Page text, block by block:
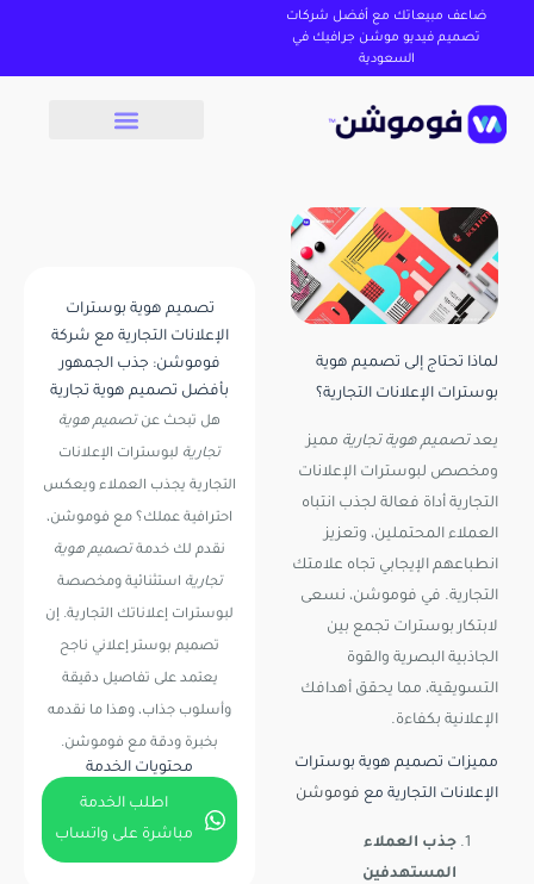
ضاعف مبيعاتك مع أفضل شركات
تصميم فيديو موشن جرافيك في
السعودية
لماذا تحتاج إلى تصميم هوية
بوسترات الإعلانات التجارية؟
يعدتصميم هوية تجارية مميز
ومخصص لبوسترات الإعلانات
التجارية أداة فعالة لجذب انتباه
العملاء المحتملين، وتعزيز
انطباعهم الإيجابي تجاه علامتك
التجارية. في فوموشن، نسعى
لابتكار بوسترات تجمع بين
الجاذبية البصرية والقوة
التسويقية، مما يحقق أهدافك
الإعلانية بكفاءة.
مميزات تصميم هوية بوسترات
الإعلانات التجارية مع فوموشن
جذب العملاء
المستهدفين
تصميم هوية بوسترات
الإعلانات التجارية مع شركة
فوموشن: جذب الجمهور
بأفضل تصميم هوية تجارية
هل تبحث عن تصميم هوية
تجارية لبوسترات الإعلانات
التجارية يجذب العملاء ويعكس
احترافية عملك؟ مع فوموشن،
نقدم لك خدمة تصميم هوية
تجارية استثنائية ومخصصة
لبوسترات إعلاناتك التجارية. إن
تصميم بوستر إعلاني ناجح
يعتمد على تفاصيل دقيقة
وأسلوب جذاب، وهذا ما نقدمه
بخبرة ودقة مع فوموشن.
محتويات الخدمة
اطلب الخدمة
مباشرة على واتساب